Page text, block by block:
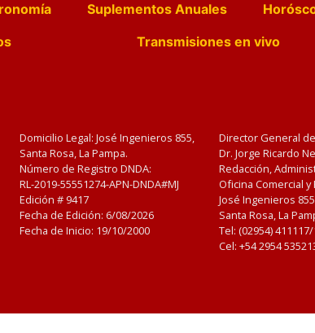
Suplementos Anuales
Transmisiones en vivo
Domicilio Legal: José Ingenieros 855,
Santa Rosa, La Pampa.
Número de Registro DNDA:
RL-2019-55551274-APN-DNDA#MJ
Edición # 9417
Fecha de Edición: 6/08/2026
Fecha de Inicio: 19/10/2000
Director General
Dr. Jorge Ricardo
Redacción,
Oficina Comercial
José Ingenieros
Santa Rosa, La
Tel: (02954)
Cel: +54 2954